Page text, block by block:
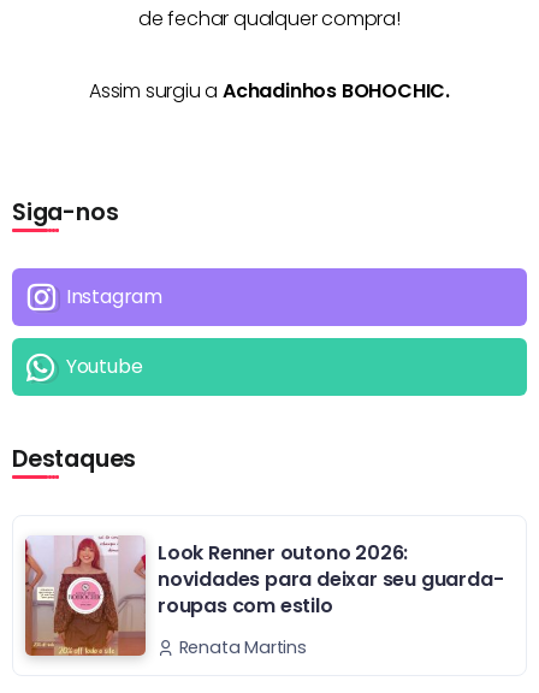
de fechar qualquer compra!
Assim surgiu a Achadinhos BOHOCHIC.
Siga-nos
Instagram
Youtube
Destaques
Look Renner outono 2026:
novidades para deixar seu guarda-
roupas com estilo
Renata Martins